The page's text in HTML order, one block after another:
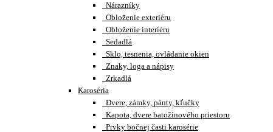
Nárazníky
Obloženie exteriéru
Obloženie interiéru
Sedadlá
Sklo, tesnenia, ovládanie okien
Znaky, loga a nápisy
Zrkadlá
Karoséria
Dvere, zámky, pánty, kľučky
Kapota, dvere batožinového priestoru
Prvky bočnej časti karosérie